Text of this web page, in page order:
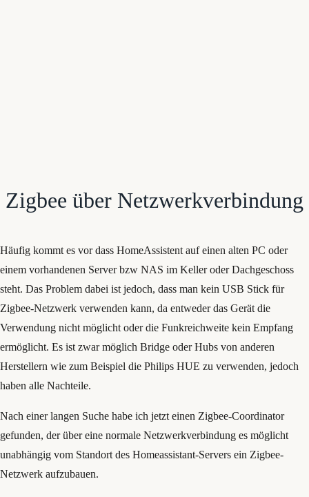
Zigbee über Netzwerkverbindung
Häufig kommt es vor dass HomeAssistent auf einen alten PC oder
einem vorhandenen Server bzw NAS im Keller oder Dachgeschoss
steht. Das Problem dabei ist jedoch, dass man kein USB Stick für
Zigbee-Netzwerk verwenden kann, da entweder das Gerät die
Verwendung nicht möglicht oder die Funkreichweite kein Empfang
ermöglicht. Es ist zwar möglich Bridge oder Hubs von anderen
Herstellern wie zum Beispiel die Philips HUE zu verwenden, jedoch
haben alle Nachteile.
Nach einer langen Suche habe ich jetzt einen Zigbee-Coordinator
gefunden, der über eine normale Netzwerkverbindung es möglicht
unabhängig vom Standort des Homeassistant-Servers ein Zigbee-
Netzwerk aufzubauen.